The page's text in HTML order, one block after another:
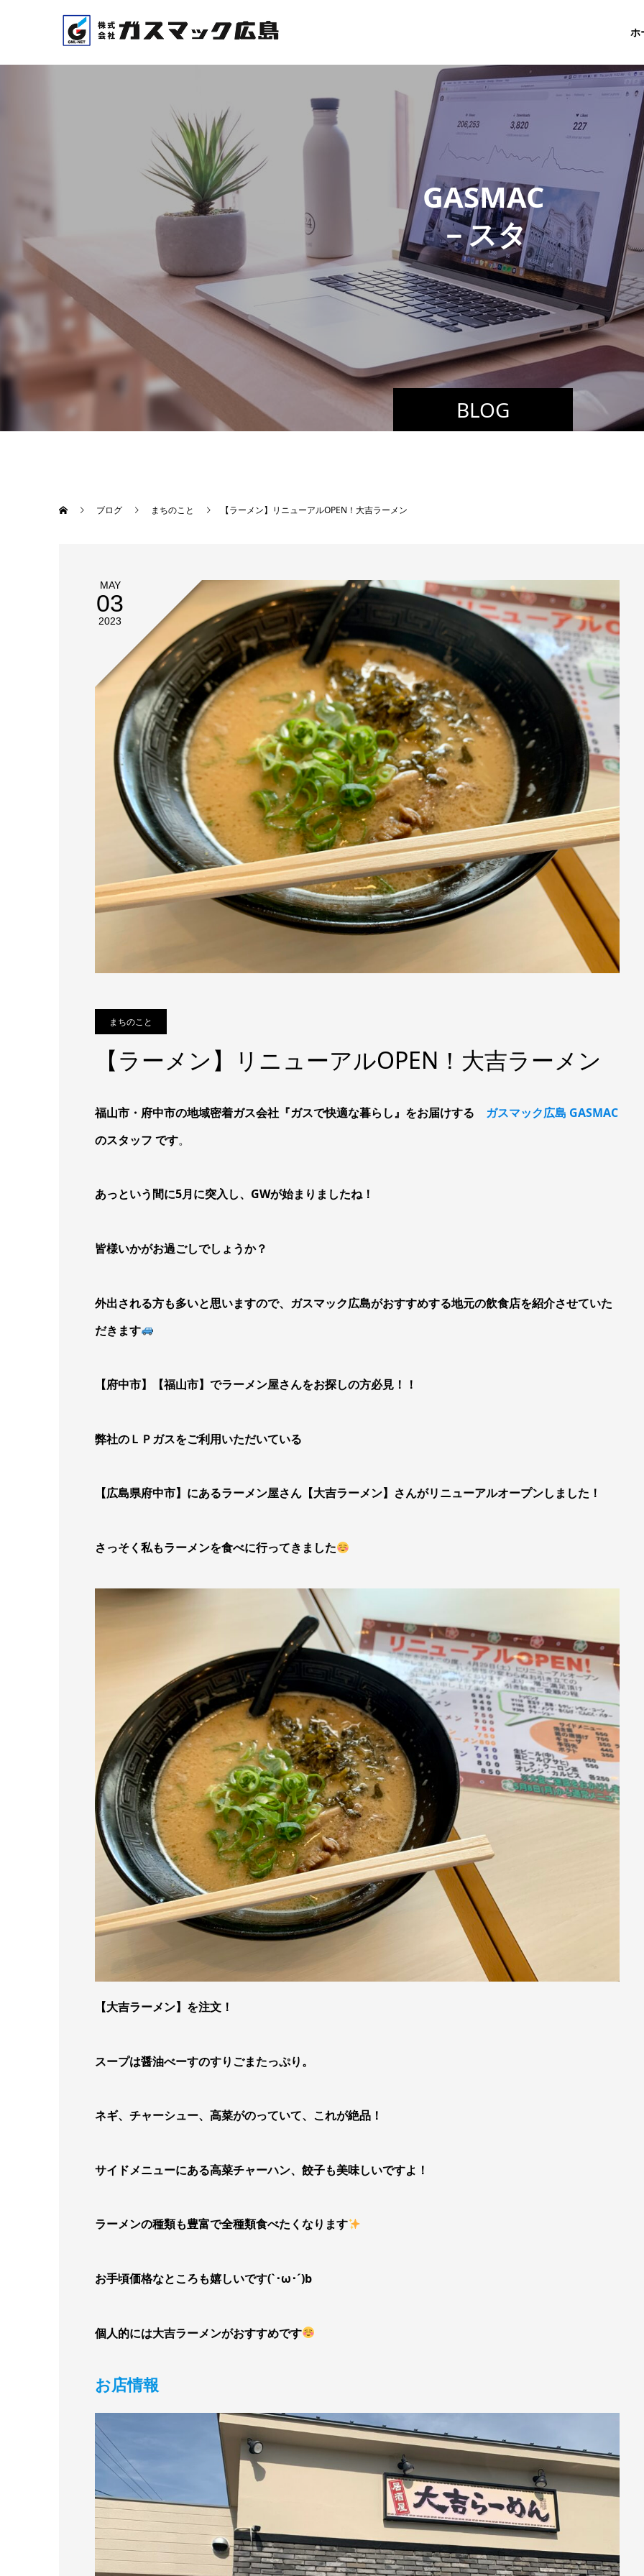
ホ
BLOG
GASMAC
－
スタッフブログ－
ブログ まちのこと 【ラーメン】リニューアルOPEN！大吉ラーメン
MAY
03
2023
まちのこと
【ラーメン】リニューアルOPEN！大吉ラーメン
福山市・府中市の地域密着ガス会社『ガスで快適な暮らし』をお届けする ガスマック広島 GASMAC
のスタッフ です。
あっという間に5月に突入し、GWが始まりましたね！
皆様いかがお過ごしでしょうか？
外出される方も多いと思いますので、ガスマック広島がおすすめする地元の飲食店を紹介させていた
だきます
【府中市】【福山市】でラーメン屋さんをお探しの方必見！！
弊社のＬＰガスをご利用いただいている
【広島県府中市】にあるラーメン屋さん【大吉ラーメン】さんがリニューアルオープンしました！
さっそく私もラーメンを食べに行ってきました
【大吉ラーメン】を注文！
スープは醤油べーすのすりごまたっぷり。
ネギ、チャーシュー、高菜がのっていて、これが絶品！
サイドメニューにある高菜チャーハン、餃子も美味しいですよ！
ラーメンの種類も豊富で全種類食べたくなります
お手頃価格なところも嬉しいです(`･ω･´)b
個人的には大吉ラーメンがおすすめです
お店情報